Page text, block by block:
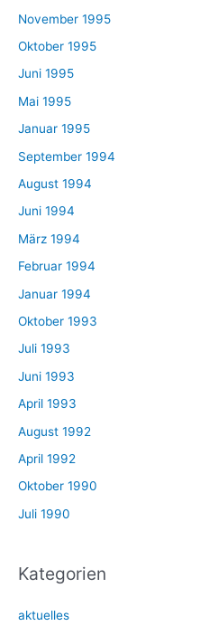
November 1995
Oktober 1995
Juni 1995
Mai 1995
Januar 1995
September 1994
August 1994
Juni 1994
März 1994
Februar 1994
Januar 1994
Oktober 1993
Juli 1993
Juni 1993
April 1993
August 1992
April 1992
Oktober 1990
Juli 1990
Kategorien
aktuelles